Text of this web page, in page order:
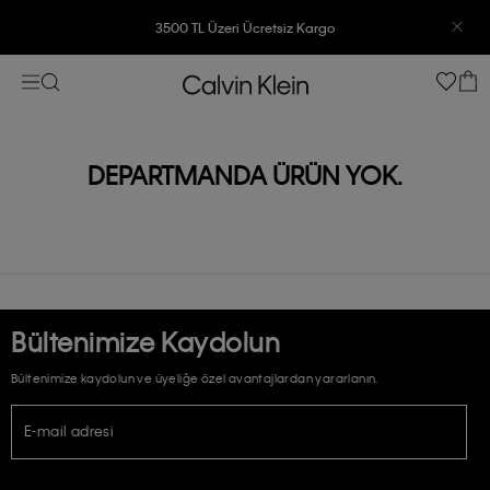
3500 TL Üzeri Ücretsiz Kargo
7500 TL Ve Üzeri Alışverişlerinizde 6 Taksit İmkanı
DEPARTMANDA ÜRÜN YOK.
Bültenimize Kaydolun
Bültenimize kaydolun ve üyeliğe özel avantajlardan yararlanın.
E-mail adresi